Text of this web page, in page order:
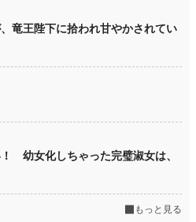
竜王陛下に拾われ甘やかされてい
幼女化しちゃった完璧淑女は、
もっと見る